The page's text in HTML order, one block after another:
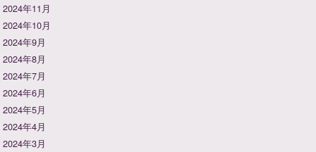
2024年11月
2024年10月
2024年9月
2024年8月
2024年7月
2024年6月
2024年5月
2024年4月
2024年3月